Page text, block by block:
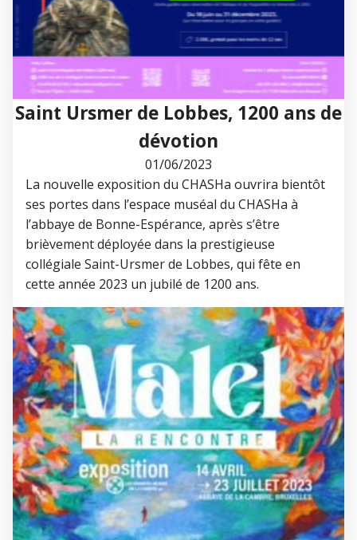
Saint Ursmer de Lobbes, 1200 ans de
dévotion
01/06/2023
La nouvelle exposition du CHASHa ouvrira bientôt
ses portes dans l’espace muséal du CHASHa à
l’abbaye de Bonne-Espérance, après s’être
brièvement déployée dans la prestigieuse
collégiale Saint-Ursmer de Lobbes, qui fête en
cette année 2023 un jubilé de 1200 ans.